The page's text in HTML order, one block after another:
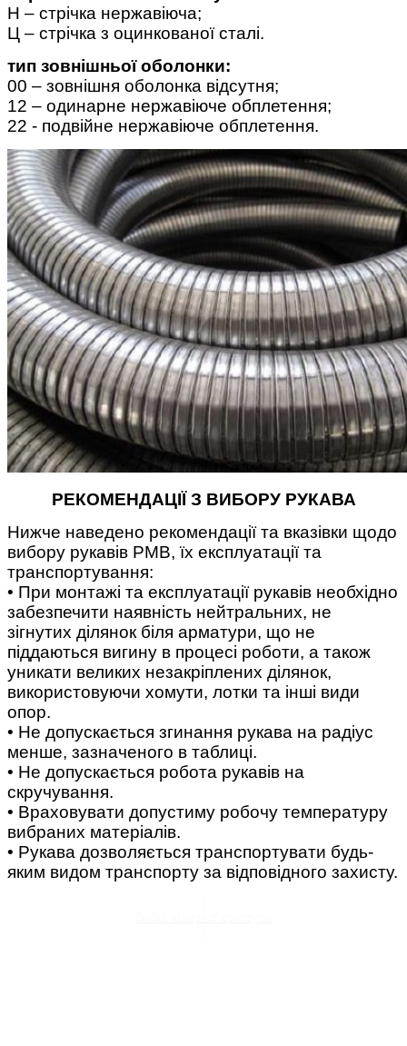
Н – стрічка нержавіюча;
Ц – стрічка з оцинкованої сталі.
тип зовнішньої оболонки:
00 – зовнішня оболонка відсутня;
12 – одинарне нержавіюче обплетення;
22 - подвійне нержавіюче обплетення.
РЕКОМЕНДАЦІЇ З ВИБОРУ РУКАВА
Нижче наведено рекомендації та вказівки щодо
вибору рукавів РМВ, їх експлуатації та
транспортування:
• При монтажі та експлуатації рукавів необхідно
забезпечити наявність нейтральних, не
зігнутих ділянок біля арматури, що не
піддаються вигину в процесі роботи, а також
уникати великих незакріплених ділянок,
використовуючи хомути, лотки та інші види
опор.
• Не допускається згинання рукава на радіус
менше, зазначеного в таблиці.
• Не допускається робота рукавів на
скручування.
• Враховувати допустиму робочу температуру
вибраних матеріалів.
• Рукава дозволяється транспортувати будь-
яким видом транспорту за відповідного захисту.